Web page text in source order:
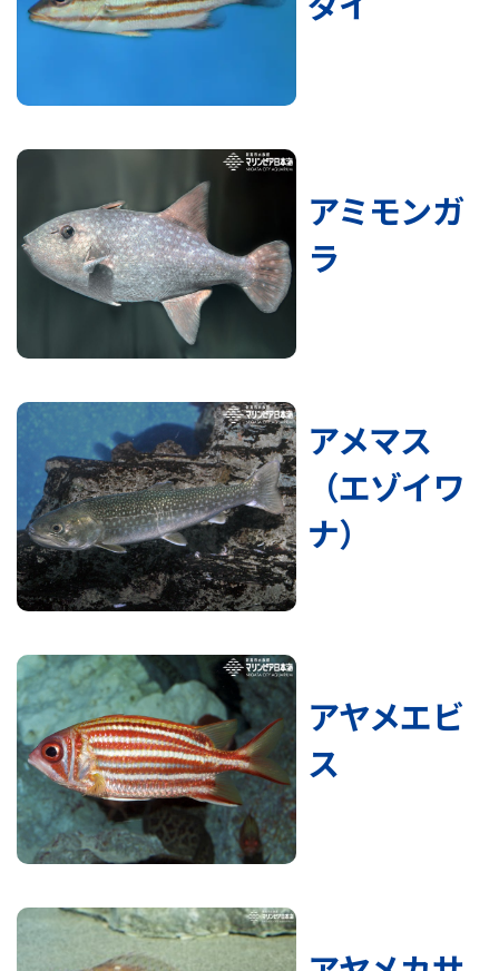
アミモンガ
ラ
アメマス
（エゾイワ
ナ）
アヤメエビ
ス